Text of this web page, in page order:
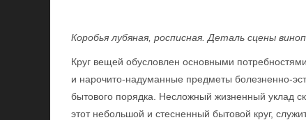
Коробья лубяная, росписная. Деталь сцены
Круг вещей обусловлен основными
и нарочито-надуманные предметы болезненно-
бытового порядка. Несложный жизненный уклад
этот небольшой и стесненный бытовой круг,